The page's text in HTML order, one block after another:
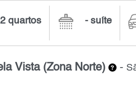
2 quartos - suíte
Vista (Zona Norte) -